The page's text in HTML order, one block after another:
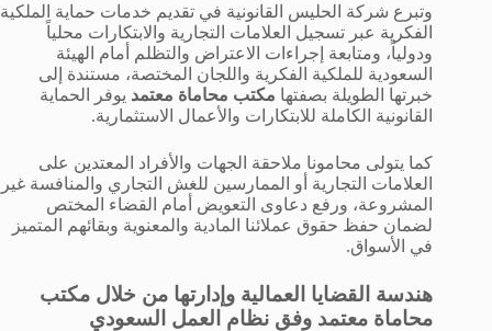
وتبرع شركة الحليس القانونية في تقديم خدمات حماية الملكية
الفكرية عبر تسجيل العلامات التجارية والابتكارات محلياً
ودولياً، ومتابعة إجراءات الاعتراض والتظلم أمام الهيئة
السعودية للملكية الفكرية واللجان المختصة، مستندة إلى
خبرتها الطويلة بصفتها مكتب محاماة معتمد يوفر الحماية
القانونية الكاملة للابتكارات والأعمال الاستثمارية.
كما يتولى محامونا ملاحقة الجهات والأفراد المعتدين على
العلامات التجارية أو الممارسين للغش التجاري والمنافسة غير
المشروعة، ورفع دعاوى التعويض أمام القضاء المختص
لضمان حفظ حقوق عملائنا المادية والمعنوية وبقائهم المتميز
في الأسواق.
هندسة القضايا العمالية وإدارتها من خلال مكتب
محاماة معتمد وفق نظام العمل السعودي